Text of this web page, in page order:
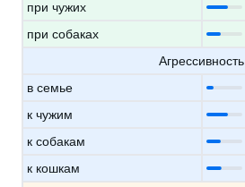
при чужих
при собаках
Агрессивность
в семье
к чужим
к собакам
к кошкам